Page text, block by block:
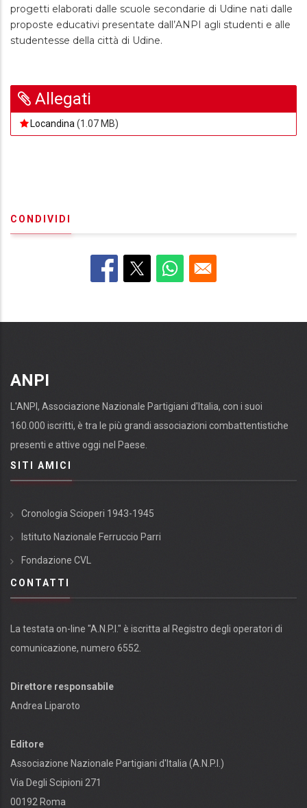
progetti elaborati dalle scuole secondarie di Udine nati dalle
proposte educativi presentate dall’ANPI agli studenti e alle
studentesse della città di Udine.
Allegati
Locandina (1.07 MB)
CONDIVIDI
ANPI
L'ANPI, Associazione Nazionale Partigiani d'Italia, con i suoi
160.000 iscritti, è tra le più grandi associazioni combattentistiche
presenti e attive oggi nel Paese.
SITI AMICI
Cronologia Scioperi 1943-1945
Istituto Nazionale Ferruccio Parri
Fondazione CVL
CONTATTI
La testata on-line "A.N.P.I." è iscritta al Registro degli operatori di
comunicazione, numero 6552.
Direttore responsabile
Andrea Liparoto
Editore
Associazione Nazionale Partigiani d'Italia (A.N.P.I.)
Via Degli Scipioni 271
00192 Roma